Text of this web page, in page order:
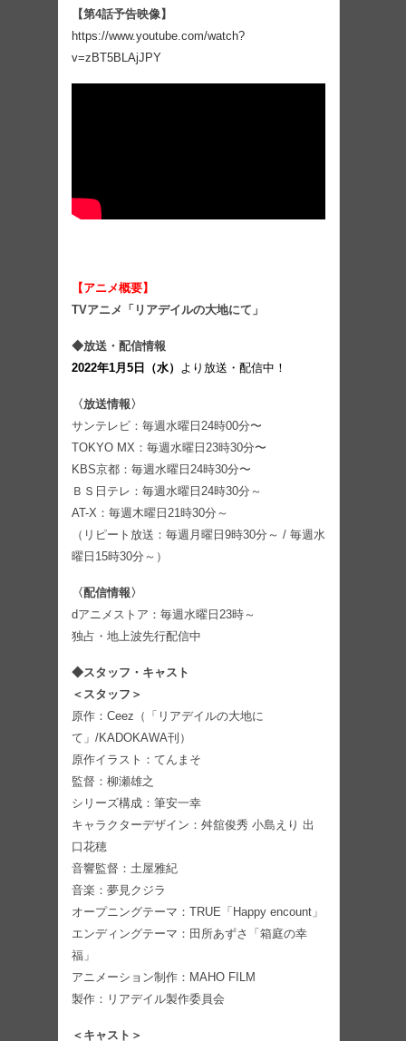
【第4話予告映像】
https://www.youtube.com/watch?
v=zBT5BLAjJPY
【アニメ概要】
TVアニメ「リアデイルの大地にて」
◆放送・配信情報
2022年1月5日（水） より放送・配信中！
〈放送情報〉
サンテレビ：毎週水曜日24時00分〜
TOKYO MX：毎週水曜日23時30分〜
KBS京都：毎週水曜日24時30分〜
ＢＳ日テレ：毎週水曜日24時30分～
AT-X：毎週木曜日21時30分～
（リピート放送：毎週月曜日9時30分～ / 毎週水
曜日15時30分～）
〈配信情報〉
dアニメストア：毎週水曜日23時～
独占・地上波先行配信中
◆スタッフ・キャスト
＜スタッフ＞
原作：Ceez（「リアデイルの大地に
て」/KADOKAWA刊）
原作イラスト：てんまそ
監督：柳瀬雄之
シリーズ構成：筆安一幸
キャラクターデザイン：舛舘俊秀 小島えり 出
口花穂
音響監督：土屋雅紀
音楽：夢見クジラ
オープニングテーマ：TRUE「Happy encount」
エンディングテーマ：田所あずさ「箱庭の幸
福」
アニメーション制作：MAHO FILM
製作：リアデイル製作委員会
＜キャスト＞